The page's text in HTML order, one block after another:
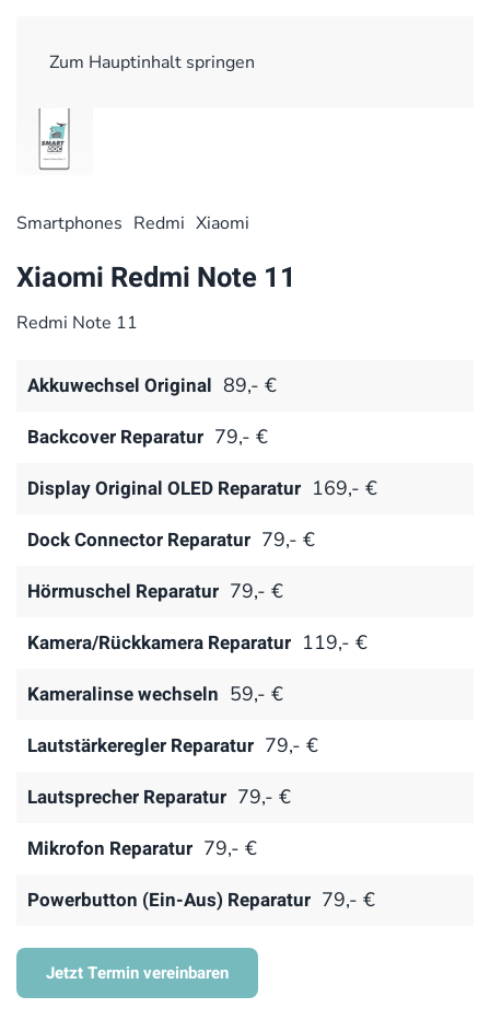
Zum Hauptinhalt springen
Smart­phones Redmi Xiaomi
Xiaomi Redmi Note 11
Redmi Note 11
Akkuwechsel Original 89,- €
Backcover Reparatur 79,- €
Display Original OLED Reparatur 169,- €
Dock Connector Reparatur 79,- €
Hörmuschel Reparatur 79,- €
Kamera/Rückkamera Reparatur 119,- €
Kameralinse wechseln 59,- €
Lautstärkeregler Reparatur 79,- €
Lautsprecher Reparatur 79,- €
Mikrofon Reparatur 79,- €
Powerbutton (Ein-Aus) Reparatur 79,- €
Jetzt Termin vereinbaren